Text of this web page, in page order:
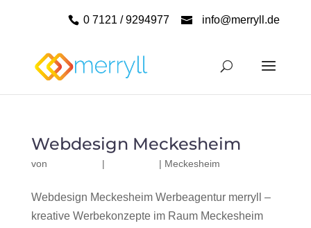
0 7121 / 9294977 info@merryll.de
Webdesign Meckesheim
von | | Meckesheim
Webdesign Meckesheim Werbeagentur merryll –
kreative Werbekonzepte im Raum Meckesheim